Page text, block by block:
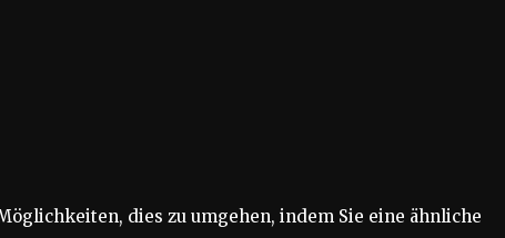
dies zu umgehen, indem Sie eine ähnliche